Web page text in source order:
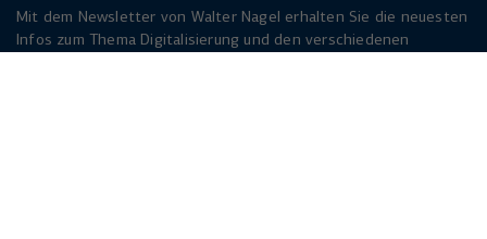
Mit dem Newsletter von Walter Nagel erhalten Sie die neuesten
Infos zum Thema Digitalisierung und den verschiedenen